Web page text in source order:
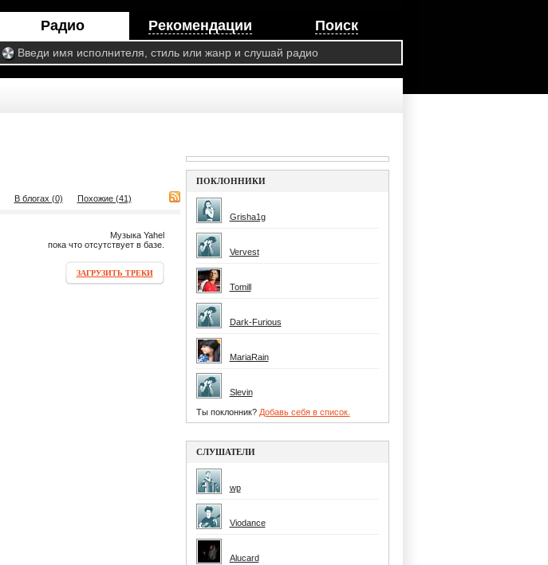
Радио Рекомендации Поиск
В блогах (0) Похожие (41)
Музыка Yahel
пока что отсутствует в базе.
ЗАГРУЗИТЬ ТРЕКИ
ПОКЛОННИКИ
Grisha1g
Vervest
Tomill
Dark-Furious
MariaRain
Slevin
Ты поклонник? Добавь себя в список.
СЛУШАТЕЛИ
wp
Viodance
Alucard